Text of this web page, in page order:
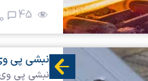
45
0
نبشی پی